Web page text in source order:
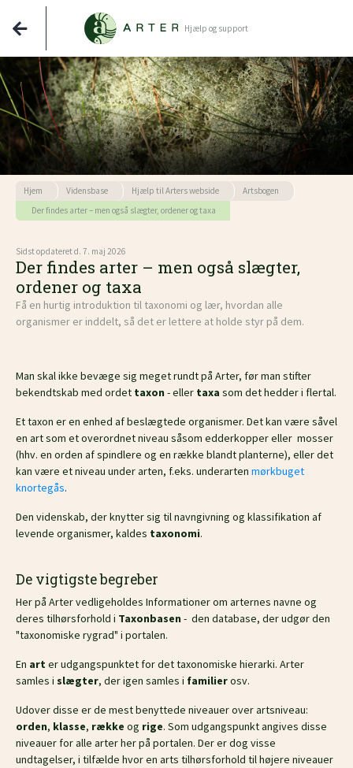
Hjælp og support
Hjem Vidensbase Hjælp til Arters webside
Artsbogen
Der findes arter – men også slægter, ordener og taxa
Sidst opdateret d. 7. maj 2026
Der findes arter – men også slægter,
ordener og taxa
Få en hurtig introduktion til taxonomi og lær, hvordan alle
organismer er inddelt, så det er lettere at holde styr på dem.
Man skal ikke bevæge sig meget rundt på Arter, før man stifter
bekendtskab med ordet taxon - eller taxa som det hedder i flertal.
Et taxon er en enhed af beslægtede organismer. Det kan være såvel
en art som et overordnet niveau såsom edderkopper eller mosser
(hhv. en orden af spindlere og en række blandt planterne), eller det
kan være et niveau under arten, f.eks. underarten mørkbuget
knortegås.
Den videnskab, der knytter sig til navngivning og klassifikation af
levende organismer, kaldes taxonomi.
De vigtigste begreber
Her på Arter vedligeholdes Informationer om arternes navne og
deres tilhørsforhold i Taxonbasen - den database, der udgør den
"taxonomiske rygrad" i portalen.
En arter udgangspunktet for det taxonomiske hierarki. Arter
samles i slægter, der igen samles i familierosv.
Udover disse er de mest benyttede niveauer over artsniveau:
orden, klasse, række og rige. Som udgangspunkt angives disse
niveauer for alle arter her på portalen. Der er dog visse
undtagelser, i tilfælde hvor en arts tilhørsforhold til højere niveauer